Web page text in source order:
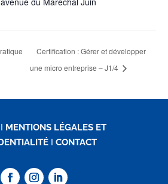
Certification : Gérer et développer
une micro entreprise – J1/4
I MENTIONS LÉGALES ET
ICONTACT